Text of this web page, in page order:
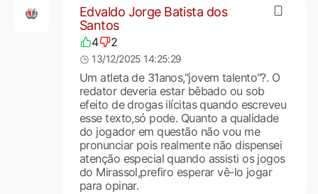
Edvaldo Jorge Batista dos
Santos
4 2
13/12/2025 14:25:29
Um atleta de 31anos,"jovem talento"?. O
redator deveria estar bêbado ou sob
efeito de drogas ilícitas quando escreveu
esse texto,só pode. Quanto a qualidade
do jogador em questão não vou me
pronunciar pois realmente não dispensei
atenção especial quando assisti os jogos
do Mirassol,prefiro esperar vê-lo jogar
para opinar.